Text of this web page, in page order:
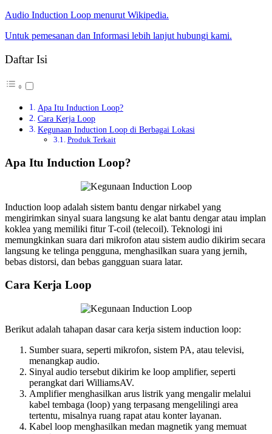
Audio Induction Loop menurut Wikipedia.
Untuk pemesanan dan Informasi lebih lanjut hubungi kami.
Daftar Isi
Apa Itu Induction Loop?
Cara Kerja Loop
Kegunaan Induction Loop di Berbagai Lokasi
Produk Terkait
Apa Itu Induction Loop?
Induction loop adalah sistem bantu dengar nirkabel yang
mengirimkan sinyal suara langsung ke alat bantu dengar atau implan
koklea yang memiliki fitur T-coil (telecoil). Teknologi ini
memungkinkan suara dari mikrofon atau sistem audio dikirim secara
langsung ke telinga pengguna, menghasilkan suara yang jernih,
bebas distorsi, dan bebas gangguan suara latar.
Cara Kerja Loop
Berikut adalah tahapan dasar cara kerja sistem induction loop:
Sumber suara, seperti mikrofon, sistem PA, atau televisi,
menangkap audio.
Sinyal audio tersebut dikirim ke loop amplifier, seperti
perangkat dari WilliamsAV.
Amplifier menghasilkan arus listrik yang mengalir melalui
kabel tembaga (loop) yang terpasang mengelilingi area
tertentu, misalnya ruang rapat atau konter layanan.
Kabel loop menghasilkan medan magnetik yang memuat